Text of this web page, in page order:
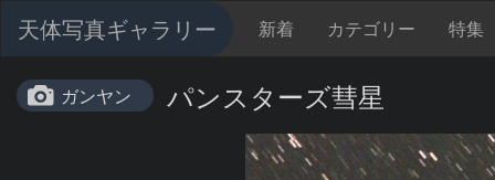
天体写真ギャラリー 新着 カテゴリー 特集
ガンヤン パンスターズ彗星